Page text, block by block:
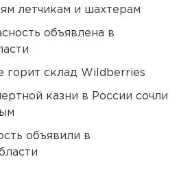
летчикам и шахтерам
объявлена в
горит склад Wildberries
казни в России сочли
объявили в